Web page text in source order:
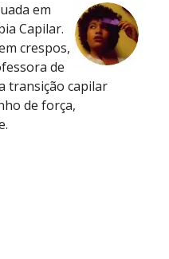
em
Capilar.
crespos,
de
transição capilar
de força,